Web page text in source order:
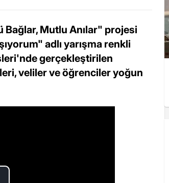
Mutlu Anılar" projesi
adlı yarışma renkli
gerçekleştirilen
veliler ve öğrenciler yoğun